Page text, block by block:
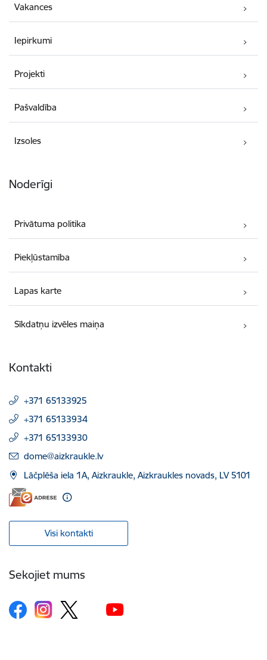
Vakances
Iepirkumi
Projekti
Pašvaldība
Izsoles
Noderīgi
Privātuma politika
Piekļūstamība
Lapas karte
Sīkdatņu izvēles maiņa
Kontakti
+371 65133925
+371 65133934
+371 65133930
E-pasts:
dome@aizkraukle.lv
Lāčplēša iela 1A, Aizkraukle, Aizkraukles novads, LV 5101
Visi kontakti
Sekojiet mums